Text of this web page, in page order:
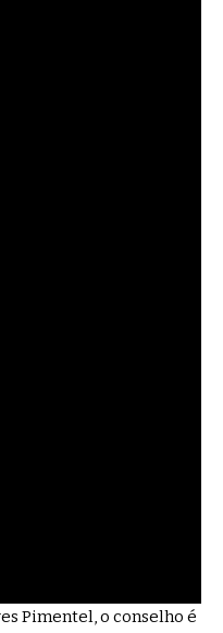
Pimentel, o conselho é